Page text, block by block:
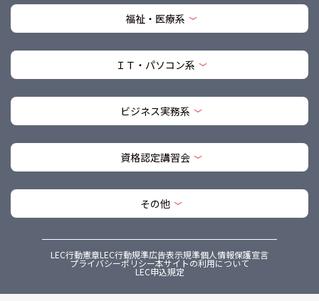
福祉・医療系
ＩＴ・パソコン系
ビジネス実務系
資格認定講習会
その他
LEC行動憲章LEC行動規準広告表示規準個人情報保護宣言
プライバシーポリシー本サイトの利用について
LEC申込規定